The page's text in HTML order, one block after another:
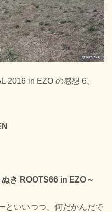
2016 in EZO の感想 6。
き ROOTS66 in EZO～
といいつつ、何だかんだで